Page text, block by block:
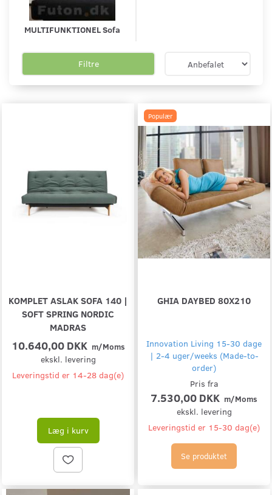
MULTIFUNKTIONEL Sofa
Filtre
KOMPLET ASLAK SOFA 140 |
SOFT SPRING NORDIC
MADRAS
10.640,00 DKK m/Moms
ekskl. levering
Leveringstid er 14-28 dag(e)
Læg i kurv
Populær
GHIA DAYBED 80X210
Innovation Living 15-30 dage
| 2-4 uger/weeks (Made-to-
order)
Pris fra
7.530,00 DKK m/Moms
ekskl. levering
Leveringstid er 15-30 dag(e)
Se produktet